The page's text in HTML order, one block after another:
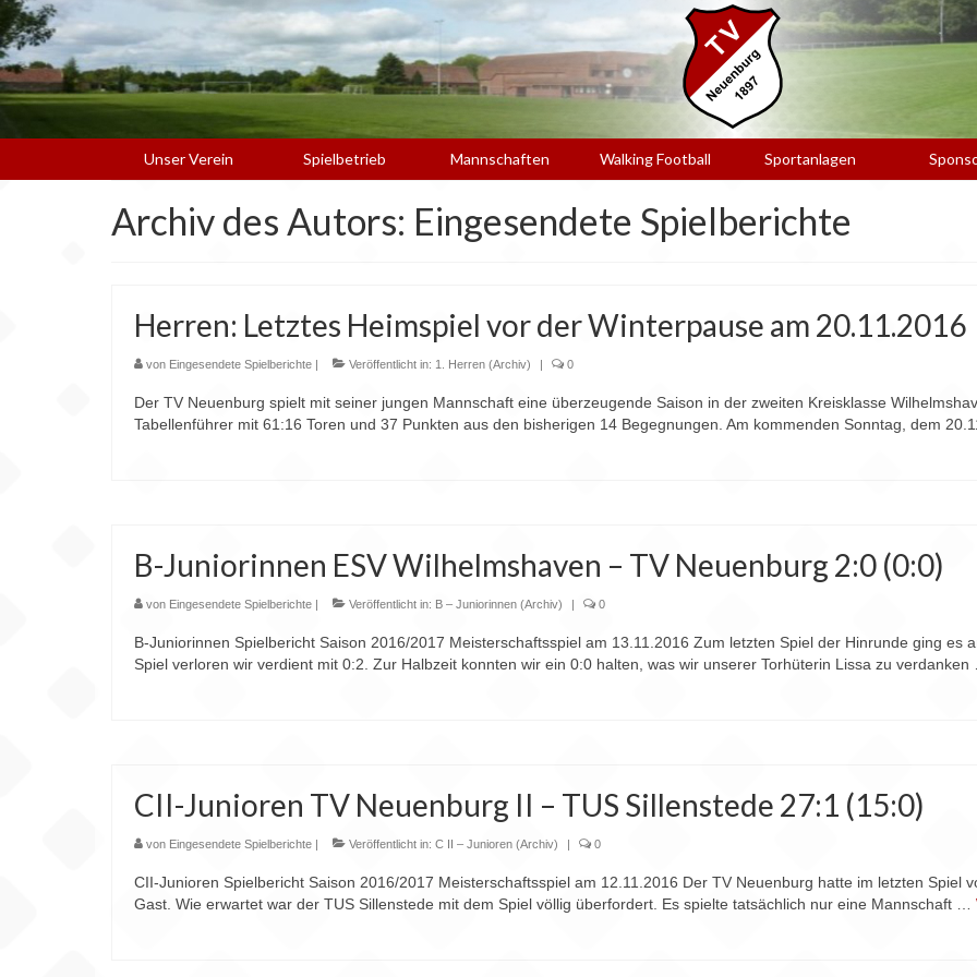
Unser Verein Spielbetrieb Mannschaften Walking Football Sportanlagen
Archiv des Autors: Eingesendete Spielberichte
Herren: Letztes Heimspiel vor der Winterpause am 20.11.2016
von Eingesendete Spielberichte | Veröffentlicht in: 1. Herren (Archiv) | 0
Der TV Neuenburg spielt mit seiner jungen Mannschaft eine überzeugende Saison in der zweiten Kreisklasse
Tabellenführer mit 61:16 Toren und 37 Punkten aus den bisherigen 14 Begegnungen. Am kommenden Sonntag, dem
B-Juniorinnen ESV Wilhelmshaven – TV Neuenburg 2:0 (0:0)
von Eingesendete Spielberichte | Veröffentlicht in: B – Juniorinnen (Archiv) | 0
B-Juniorinnen Spielbericht Saison 2016/2017 Meisterschaftsspiel am 13.11.2016 Zum letzten Spiel der Hinrunde ging es
Spiel verloren wir verdient mit 0:2. Zur Halbzeit konnten wir ein 0:0 halten, was wir unserer Torhüterin Lissa zu
CII-Junioren TV Neuenburg II – TUS Sillenstede 27:1 (15:0)
von Eingesendete Spielberichte | Veröffentlicht in: C II – Junioren (Archiv) | 0
CII-Junioren Spielbericht Saison 2016/2017 Meisterschaftsspiel am 12.11.2016 Der TV Neuenburg hatte im letzten Spiel
Gast. Wie erwartet war der TUS Sillenstede mit dem Spiel völlig überfordert. Es spielte tatsächlich nur eine Mannschaft …